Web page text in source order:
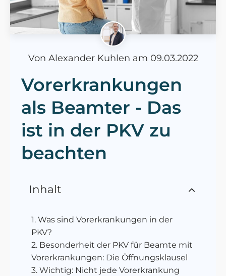
Von Alexander Kuhlen am 09.03.2022
Vorerkrankungen
als Beamter - Das
ist in der PKV zu
beachten
Inhalt
Was sind Vorerkrankungen in der
PKV?
Besonderheit der PKV für Beamte mit
Vorerkrankungen: Die Öffnungsklausel
Wichtig: Nicht jede Vorerkrankung